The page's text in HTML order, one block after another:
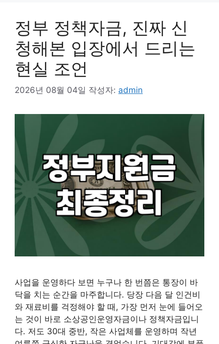
정부 정책자금, 진짜 신
청해본 입장에서 드리는
현실 조언
2026년 08월 04일 작성자: admin
사업을 운영하다 보면 누구나 한 번쯤은 통장이 바
닥을 치는 순간을 마주합니다. 당장 다음 달 인건비
와 재료비를 걱정해야 할 때, 가장 먼저 눈에 들어오
는 것이 바로 소상공인운영자금이나 정책자금입니
다. 저도 30대 중반, 작은 사업체를 운영하며 작년